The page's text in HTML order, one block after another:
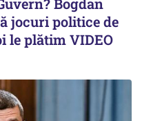
jocuri politice de
le plătim VIDEO